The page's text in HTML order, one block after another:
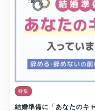
特集
結婚準備に「あなたのキ